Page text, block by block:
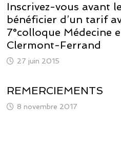
Inscrivez-vous avant
bénéficier d’un tarif
7°colloque Médecine
Clermont-Ferrand
27 juin 2015
REMERCIEMENTS
8 novembre 2017